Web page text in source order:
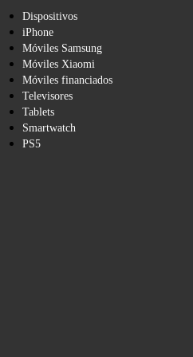
Dispositivos
iPhone
Móviles Samsung
Móviles Xiaomi
Móviles financiados
Televisores
Tablets
Smartwatch
PS5